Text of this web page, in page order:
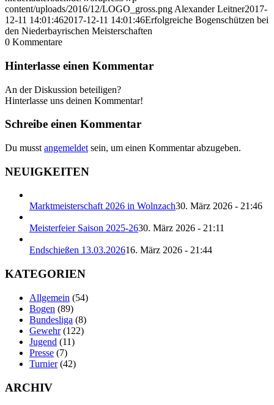
content/uploads/2016/12/LOGO_gross.png Alexander Leitner2017-
12-11 14:01:462017-12-11 14:01:46Erfolgreiche Bogenschützen bei
den Niederbayrischen Meisterschaften
0 Kommentare
Hinterlasse einen Kommentar
An der Diskussion beteiligen?
Hinterlasse uns deinen Kommentar!
Schreibe einen Kommentar
Du musst angemeldet sein, um einen Kommentar abzugeben.
NEUIGKEITEN
Marktmeisterschaft 2026 in Wolnzach30. März 2026 - 21:46
Meisterfeier Saison 2025-2630. März 2026 - 21:11
Endschießen 13.03.202616. März 2026 - 21:44
KATEGORIEN
Allgemein (54)
Bogen (89)
Bundesliga (8)
Gewehr(122)
Jugend (11)
Presse (7)
Turnier(42)
ARCHIV